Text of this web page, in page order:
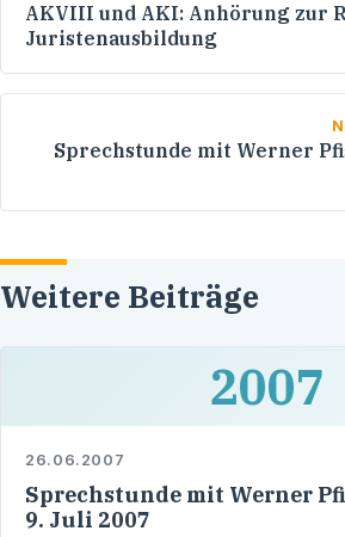
AKVIII und AKI: Anhörung zur
Juristenausbildung
Sprechstunde mit Werner
Weitere Beiträge
2007
26.06.2007
Sprechstunde mit Werner
9. Juli 2007